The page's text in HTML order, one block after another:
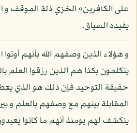
على الكافرين» الخزي ذلة الموقف و
يفيده السياق.
و هؤلاء الذين وصفهم الله بأنهم أوتوا
يتكلمون بكذا هم الذين رزقوا العلم
حقيقة التوحيد فإن ذلك هو الذي
المقابلة بينهم مع وصفهم بالعلم و
ينكشف لهم يومئذ أنهم ما كانوا